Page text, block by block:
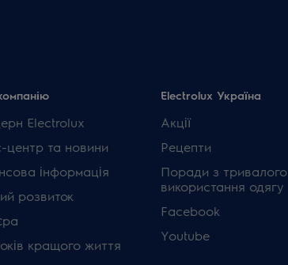
Electrolux
центр та новини
інформація
розвиток
кращого життя
Electrolux Україна
Акції
Рецепти
Поради з тривалого
використання одягу
Facebook
Youtube